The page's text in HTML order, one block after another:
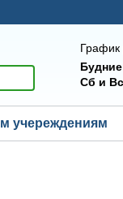
График
Сб и
учереждениям